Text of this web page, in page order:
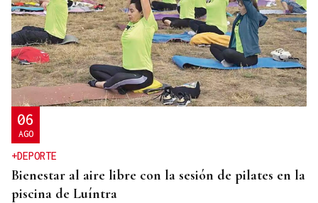
MEDICINA FÍSICA Y REHABILITACIÓN
Lucía Ros Dopico, médico especialista: “Mi sueño
es cambiar el paradigma de la discapacidad
infantil”
06
AGO
+DEPORTE
Bienestar al aire libre con la sesión de pilates en la
piscina de Luíntra